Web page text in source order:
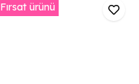
Fırsat ürünü